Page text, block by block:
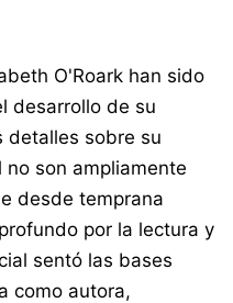
O'Roark han sido
desarrollo de su
detalles sobre su
son ampliamente
desde temprana
por la lectura y
sentó las bases
como autora,